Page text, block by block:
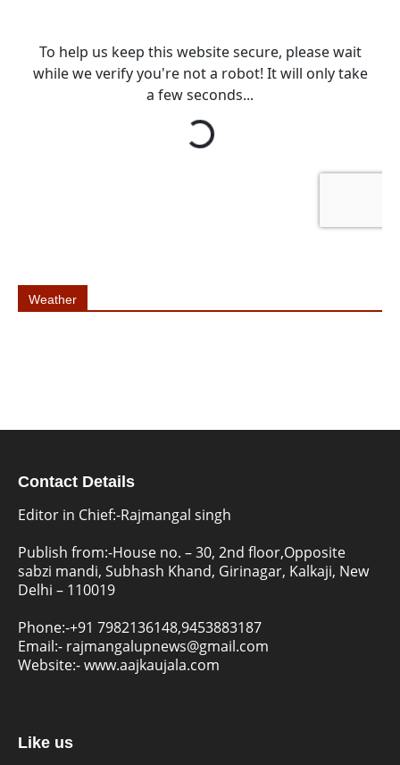
Weather
Contact Details
Editor in Chief:-Rajmangal singh
Publish from:-House no. – 30, 2nd floor,Opposite
sabzi mandi, Subhash Khand, Girinagar, Kalkaji, New
Delhi – 110019
Phone:-+91 7982136148,9453883187
Email:- rajmangalupnews@gmail.com
Website:-www.aajkaujala.com
Like us